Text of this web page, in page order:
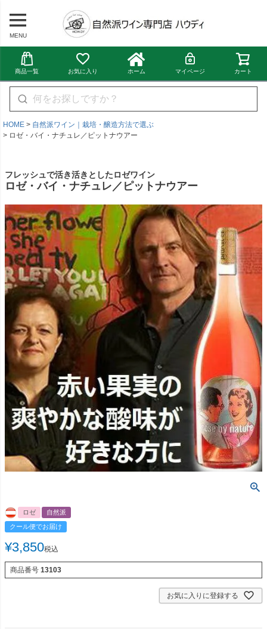
MENU
商品一覧 お気に入り ホーム マイページ カート
HOME
自然派ワイン｜栽培・醸造方法で選ぶ
ロゼ・バイ・ナチュレ／ピットナウアー
フレッシュで活き活きとしたロゼワイン
ロゼ・バイ・ナチュレ／ピットナウアー
ロゼ
自然派
クール便でお届け
¥3,850税込
商品番号 13103
お気に入りに登録する